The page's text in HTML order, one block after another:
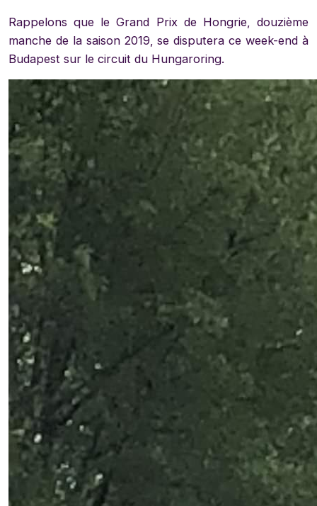
Rappelons que le Grand Prix de Hongrie, douzième
manche de la saison 2019, se disputera ce week-end à
Budapest sur le circuit du Hungaroring.